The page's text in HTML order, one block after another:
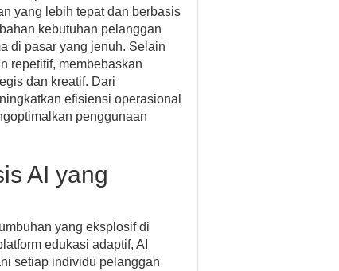
yang lebih tepat dan berbasis
kebutuhan pelanggan
di pasar yang jenuh. Selain
repetitif, membebaskan
dan kreatif. Dari
efisiensi operasional
penggunaan
AI yang
yang eksplosif di
edukasi adaptif, AI
setiap individu pelanggan